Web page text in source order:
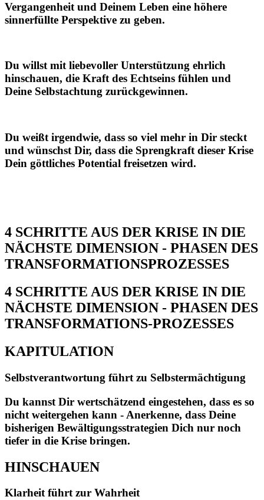
Vergangenheit und Deinem Leben eine höhere
sinnerfüllte Perspektive zu geben.
Du willst mit liebevoller Unterstützung ehrlich
hinschauen, die Kraft des Echtseins fühlen und
Deine Selbstachtung zurückgewinnen.
Du weißt irgendwie, dass so viel mehr in Dir steckt
und wünschst Dir, dass die Sprengkraft dieser Krise
Dein göttliches Potential freisetzen wird.
4 SCHRITTE AUS DER KRISE IN DIE
NÄCHSTE DIMENSION - PHASEN DES
TRANSFORMATIONSPROZESSES
4 SCHRITTE AUS DER KRISE IN DIE
NÄCHSTE DIMENSION - PHASEN DES
TRANSFORMATIONS-PROZESSES
KAPITULATION
Selbstverantwortung führt zu Selbstermächtigung
Du kannst Dir wertschätzend eingestehen, dass es so
nicht weitergehen kann - Anerkenne, dass Deine
bisherigen Bewältigungsstrategien Dich nur noch
tiefer in die Krise bringen.
HINSCHAUEN
Klarheit führt zur Wahrheit